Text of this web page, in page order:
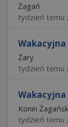
Żagań
tydzień temu
Żary
tydzień temu
Konin
tydzień temu